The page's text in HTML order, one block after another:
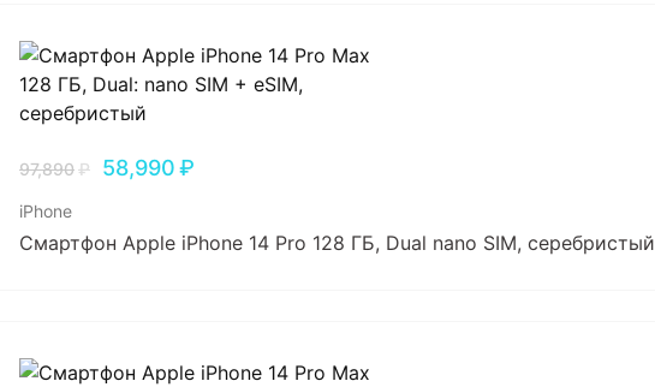
97,890₽ 58,990₽
iPhone
Смартфон Apple iPhone 14 Pro 128 ГБ, Dual nano SIM, серебристый